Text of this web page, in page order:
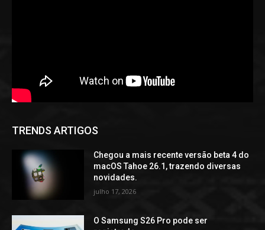
TRENDS ARTIGOS
Chegou a mais recente versão beta 4 do
macOS Tahoe 26.1, trazendo diversas
novidades.
julho 17, 2026
O Samsung S26 Pro pode ser